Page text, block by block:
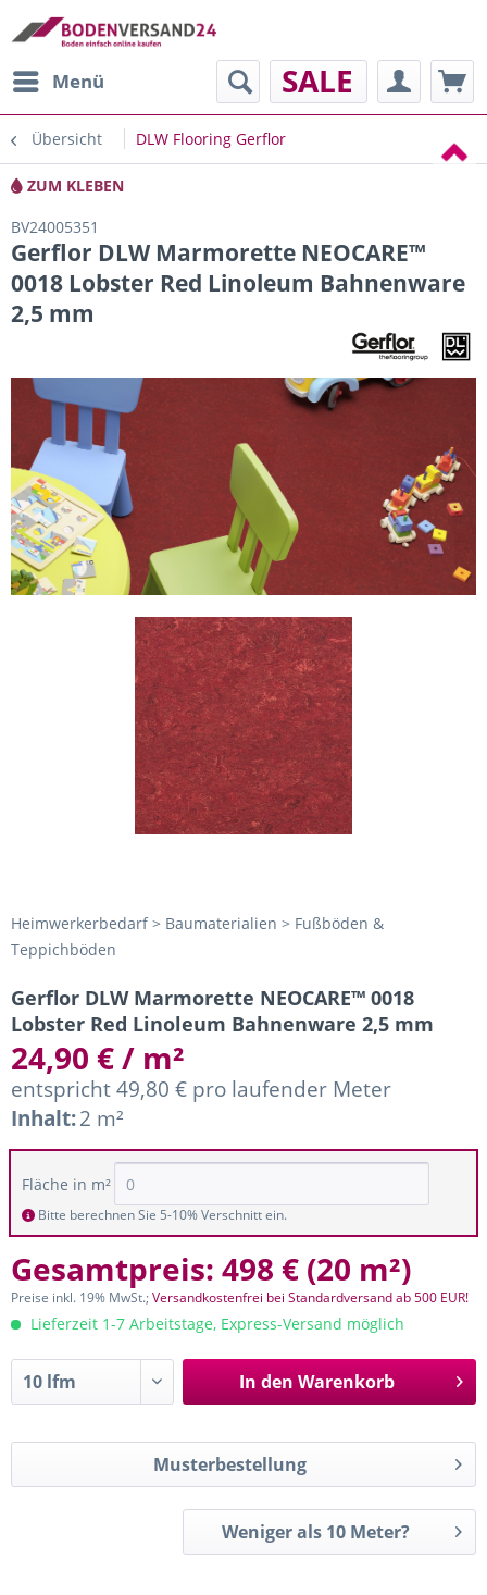
Menü SALE
Übersicht DLW Flooring Gerflor
ZUM KLEBEN
BV24005351
Gerflor DLW Marmorette NEOCARE™
0018 Lobster Red Linoleum Bahnenware
2,5 mm
Heimwerkerbedarf > Baumaterialien > Fußböden &
Teppichböden
Gerflor DLW Marmorette NEOCARE™ 0018
Lobster Red Linoleum Bahnenware 2,5 mm
24,90 € / m²
entspricht 49,80 € pro laufender Meter
Inhalt:2 m²
Fläche in m²
Bitte berechnen Sie 5-10% Verschnitt ein.
Gesamtpreis: 498 € (20 m²)
Preise inkl. 19% MwSt.;Versandkostenfrei bei Standardversand ab 500 EUR!
Lieferzeit 1-7 Arbeitstage, Express-Versand möglich
In den Warenkorb
Musterbestellung
Weniger als 10 Meter?